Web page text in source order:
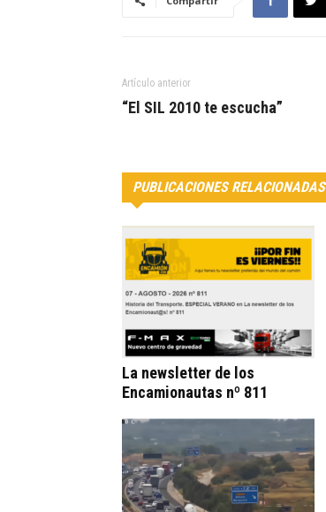
Artículo anterior
“El SIL 2010 te escucha”
PUBLICACIONES RELACIONADAS
La newsletter de los
Encamionautas nº 811